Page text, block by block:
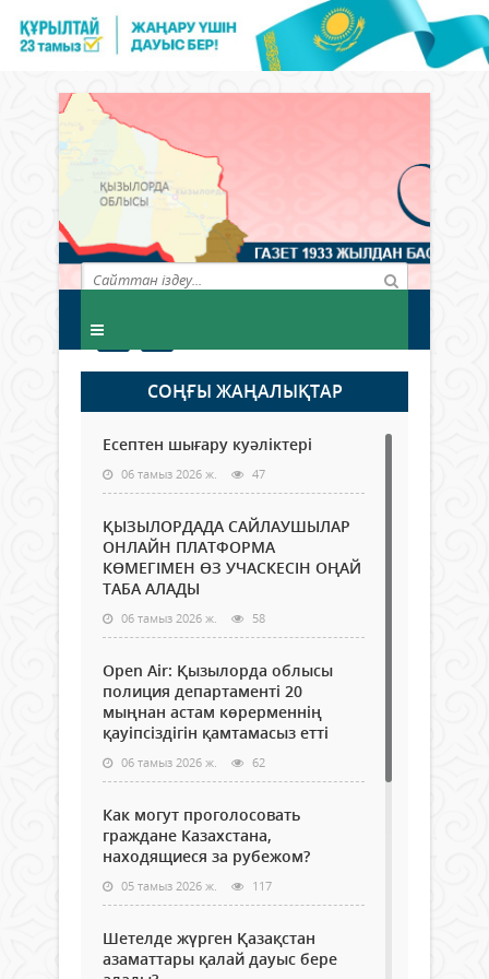
СОҢҒЫ ЖАҢАЛЫҚТАР
Есептен шығару куәліктері
06 тамыз 2026 ж. 47
ҚЫЗЫЛОРДАДА САЙЛАУШЫЛАР
ОНЛАЙН ПЛАТФОРМА
КӨМЕГІМЕН ӨЗ УЧАСКЕСІН ОҢАЙ
ТАБА АЛАДЫ
06 тамыз 2026 ж. 58
Open Air: Қызылорда облысы
полиция департаменті 20
мыңнан астам көрерменнің
қауіпсіздігін қамтамасыз етті
06 тамыз 2026 ж. 62
Как могут проголосовать
граждане Казахстана,
находящиеся за рубежом?
05 тамыз 2026 ж. 117
Шетелде жүрген Қазақстан
азаматтары қалай дауыс бере